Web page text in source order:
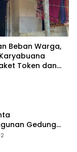
Beban Warga,
Token dan
Gedung